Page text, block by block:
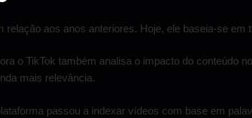
relação aos anos anteriores. Hoje, ele baseia-se
o TikTok também analisa o impacto do conteúdo
mais relevância.
passou a indexar vídeos com base em